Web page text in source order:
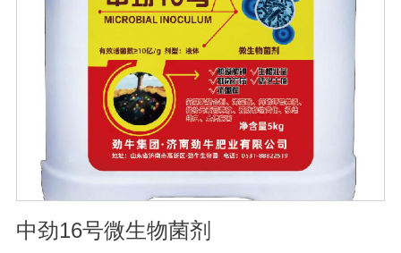
肥保水、生物护根、强健植株、保花保果、促进花芽形
成，提高坐果率。 2、解决土壤重金属污染问题微生物菌
剂中的各种菌能有效的对土壤中的重金属进行溶解、氧化
还原及降解作用。重金属可与土壤有机质形成稳定的络合
物，对重金属在土壤中的化学行为产生深刻的影响，有效
解决土壤重金属污染问题。
中劲16号微生物菌剂